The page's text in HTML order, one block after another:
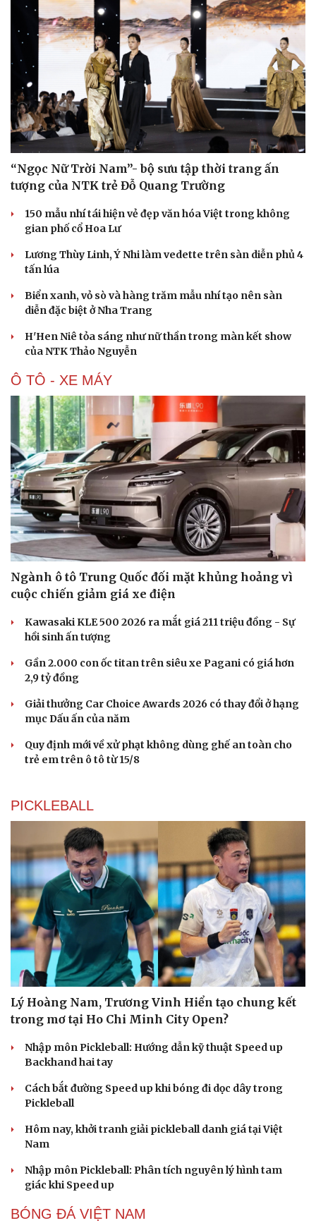
Du lịch
Tư vấn
Săn Tour
check-in
Podcast
Đọc truyện đêm khuya
Cửa sổ tình yêu
Hạt giống tâm hồn
“Ngọc Nữ Trời Nam”- bộ sưu tập thời trang ấn
tượng của NTK trẻ Đỗ Quang Trường
150 mẫu nhí tái hiện vẻ đẹp văn hóa Việt trong không
gian phố cổ Hoa Lư
Lương Thùy Linh, Ý Nhi làm vedette trên sàn diễn phủ 4
tấn lúa
Biển xanh, vỏ sò và hàng trăm mẫu nhí tạo nên sàn
diễn đặc biệt ở Nha Trang
H'Hen Niê tỏa sáng như nữ thần trong màn kết show
của NTK Thảo Nguyễn
Ô TÔ - XE MÁY
Ngành ô tô Trung Quốc đối mặt khủng hoảng vì
cuộc chiến giảm giá xe điện
Kawasaki KLE 500 2026 ra mắt giá 211 triệu đồng - Sự
hồi sinh ấn tượng
Gần 2.000 con ốc titan trên siêu xe Pagani có giá hơn
2,9 tỷ đồng
Giải thưởng Car Choice Awards 2026 có thay đổi ở hạng
mục Dấu ấn của năm
Quy định mới về xử phạt không dùng ghế an toàn cho
trẻ em trên ô tô từ 15/8
PICKLEBALL
Lý Hoàng Nam, Trương Vinh Hiển tạo chung kết
trong mơ tại Ho Chi Minh City Open?
Nhập môn Pickleball: Hướng dẫn kỹ thuật Speed up
Backhand hai tay
Cách bắt đường Speed up khi bóng đi dọc dây trong
Pickleball
Hôm nay, khởi tranh giải pickleball danh giá tại Việt
Nam
Nhập môn Pickleball: Phân tích nguyên lý hình tam
giác khi Speed up
BÓNG ĐÁ VIỆT NAM